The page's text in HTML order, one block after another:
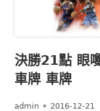
決勝21點 眼
車牌 車牌
Author
admin Published
2016-12-21